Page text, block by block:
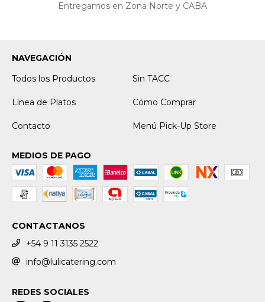
Entregamos en Zona Norte y CABA
NAVEGACIÓN
Todos los Productos
Sin TACC
Línea de Platos Cómo Comprar
Contacto Menú Pick-Up Store
MEDIOS DE PAGO
CONTACTANOS
+54 9 11 3135 2522
info@lulicatering.com
REDES SOCIALES